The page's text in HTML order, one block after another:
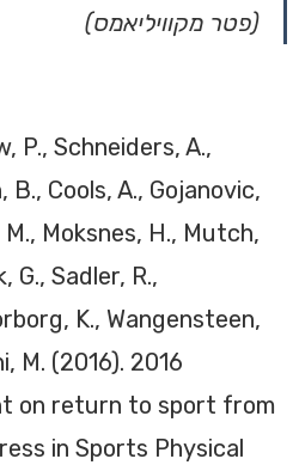
(פטר מקוויליאמס)
P., Schneiders, A.,
Cools, A., Gojanovic,
M., Moksnes, H., Mutch,
G., Sadler, R.,
K., Wangensteen,
M. (2016). 2016
on return to sport from
in Sports Physical